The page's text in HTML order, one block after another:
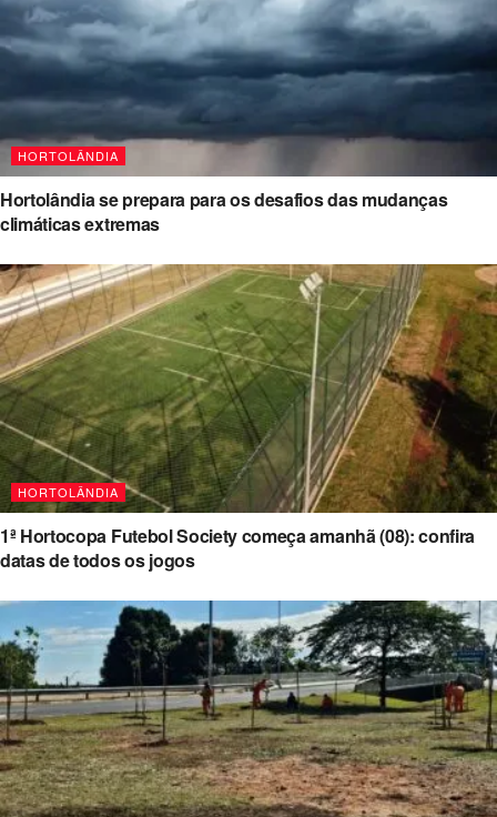
HORTOLÂNDIA
Hortolândia se prepara para os desafios das mudanças
climáticas extremas
HORTOLÂNDIA
1ª Hortocopa Futebol Society começa amanhã (08): confira
datas de todos os jogos